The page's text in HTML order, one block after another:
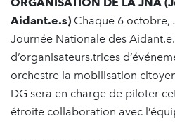
Aidant.e.s) Chaque 6 octobre,
Journée Nationale des
d’organisateurs.trices
orchestre la mobilisation
DG sera en charge de piloter
étroite collaboration avec